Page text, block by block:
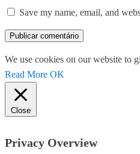
Save my name, email, and
We use cookies on our website to
Read More OK
Close
Privacy Overview